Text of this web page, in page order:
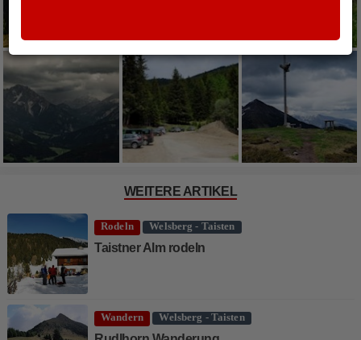
WEITERE ARTIKEL
Rodeln Welsberg - Taisten
Taistner Alm rodeln
Wandern Welsberg - Taisten